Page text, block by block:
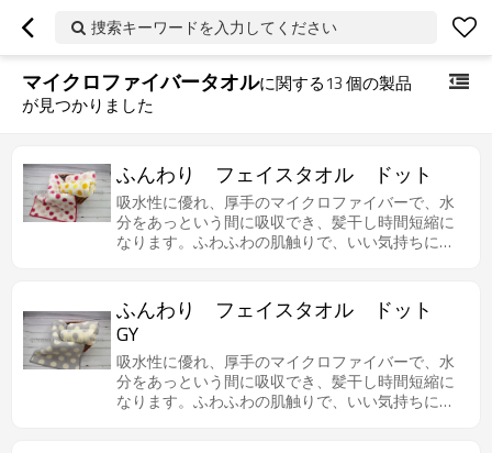
捜索キーワードを入力してください
マイクロファイバータオルに関する13個の製品
が見つかりました
ふんわり フェイスタオル ドット
吸水性に優れ、厚手のマイクロファイバーで、水
分をあっという間に吸収でき、髪干し時間短縮に
なります。ふわふわの肌触りで、いい気持ちにな
ふんわり フェイスタオル ドット
GY
吸水性に優れ、厚手のマイクロファイバーで、水
分をあっという間に吸収でき、髪干し時間短縮に
なります。ふわふわの肌触りで、いい気持ちにな